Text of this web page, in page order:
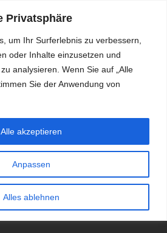
Privatsphäre
um Ihr Surferlebnis zu verbessern,
oder Inhalte einzusetzen und
analysieren. Wenn Sie auf „Alle
Sie der Anwendung von
Anpassen
Alles ablehnen
Alle akzeptieren
RUND UM DAS THEMA RDKS UND